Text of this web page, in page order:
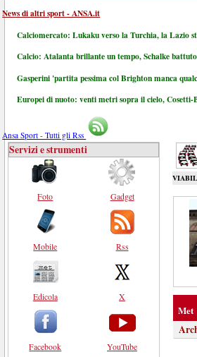
News di altri sport - ANSA.it
Calciomercato: Lukaku verso la Turchia, la Lazio
Calcio: Atalanta brillante un tempo, Schalke
Gasperini 'partita pessima col Brighton manca
Europei di nuoto: venti metri sopra il cielo, Cosetti-
Ansa Sport - Tutti gli Rss
Servizi e strumenti
Foto
Mobile
Edicola
Facebook
Gadget
Rss
X
YouTube
Met